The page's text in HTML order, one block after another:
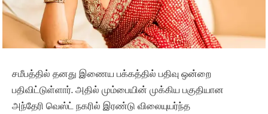
சமீபத்தில் தனது இணைய பக்கத்தில் பதிவு ஒன்றை
பதிவிட்டுள்ளார். அதில் மும்பையின் முக்கிய பகுதியான
அந்தேரி வெஸ்ட் நகரில் இரண்டு விலையுயர்ந்த